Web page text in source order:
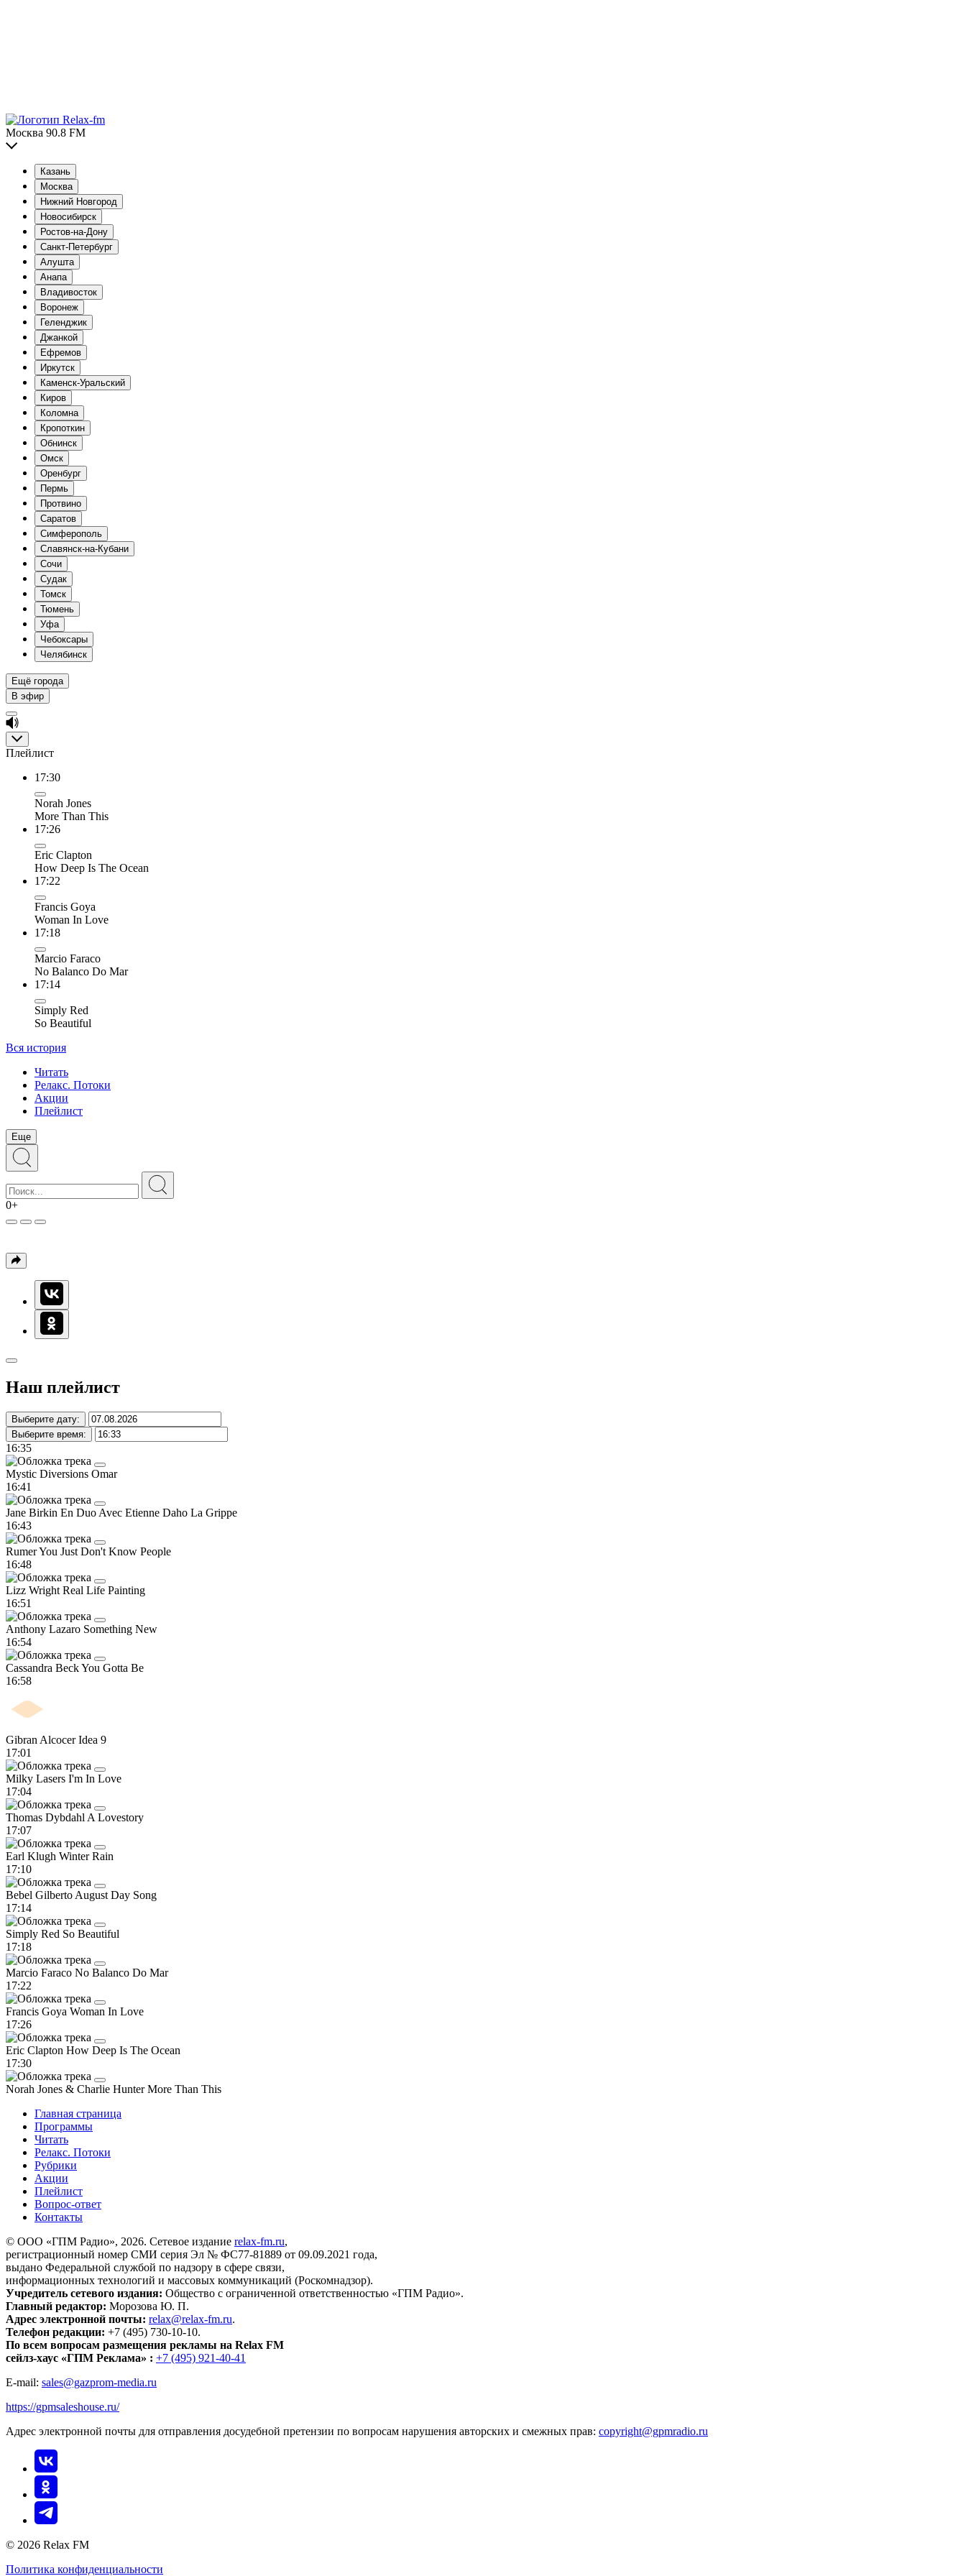
Москва 90.8 FM
Казань
Москва
Нижний Новгород
Новосибирск
Ростов-на-Дону
Санкт-Петербург
Алушта
Анапа
Владивосток
Воронеж
Геленджик
Джанкой
Ефремов
Иркутск
Каменск-Уральский
Киров
Коломна
Кропоткин
Обнинск
Омск
Оренбург
Пермь
Протвино
Саратов
Симферополь
Славянск-на-Кубани
Сочи
Судак
Томск
Тюмень
Уфа
Чебоксары
Челябинск
Ещё города
В эфир
Плейлист
17:30
Norah Jones
More Than This
17:26
Eric Clapton
How Deep Is The Ocean
17:22
Francis Goya
Woman In Love
17:18
Marcio Faraco
No Balanco Do Mar
17:14
Simply Red
So Beautiful
Вся история
Читать
Релакс. Потоки
Акции
Плейлист
Еще
0+
Наш плейлист
Выберите дату:
Выберите время:
16:35
Mystic Diversions Omar
16:41
Jane Birkin En Duo Avec Etienne Daho La Grippe
16:43
RumerYou Just Don't Know People
16:48
Lizz Wright Real Life Painting
16:51
Anthony Lazaro Something New
16:54
Cassandra BeckYou Gotta Be
16:58
Gibran AlcocerIdea 9
17:01
Milky Lasers I'm In Love
17:04
Thomas Dybdahl A Lovestory
17:07
Earl Klugh Winter Rain
17:10
Bebel Gilberto August Day Song
17:14
Simply Red So Beautiful
17:18
Marcio Faraco No Balanco Do Mar
17:22
Francis Goya Woman In Love
17:26
Eric Clapton How Deep Is The Ocean
17:30
Norah Jones & Charlie HunterMore Than This
Главная страница
Программы
Читать
Релакс. Потоки
Рубрики
Акции
Плейлист
Вопрос-ответ
Контакты
© ООО «ГПМ Радио», 2026. Сетевое издание relax-fm.ru,
регистрационный номер СМИ серия Эл № ФС77-81889 от 09.09.2021 года,
выдано Федеральной службой по надзору в сфере связи,
информационных технологий и массовых коммуникаций (Роскомнадзор).
Учредитель сетевого издания: Общество с ограниченной ответственностью «ГПМ Радио».
Главный редактор: Морозова Ю. П.
Адрес электронной почты: relax@relax-fm.ru.
Телефон редакции: +7 (495) 730-10-10.
По всем вопросам размещения рекламы на Relax FM
сейлз-хаус «ГПМ Реклама» : +7 (495) 921-40-41
E-mail: sales@gazprom-media.ru
https://gpmsaleshouse.ru/
Адрес электронной почты для отправления досудебной претензии по вопросам нарушения авторских и смежных прав: copyright@gpmradio.ru
© 2026 Relax FM
Политика конфиденциальности